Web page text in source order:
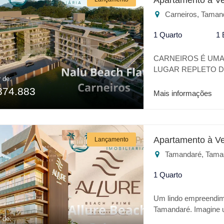
Restaurante *
investimento o
de:
Carneiros,
1 Quarto 1
CARNEIROS É
LUGAR REPLETO
VERDADEIRO
DO MAX
PANORÂMICOS *
PANORÂMICO CO
ESPAÇO
ELETRICO *
PRANCHÁRIO *
Mais informações
Lançamento
de:
Apartamento à
Tamandaré,
1 Quarto
Um lindo
Tamandaré. Imagine